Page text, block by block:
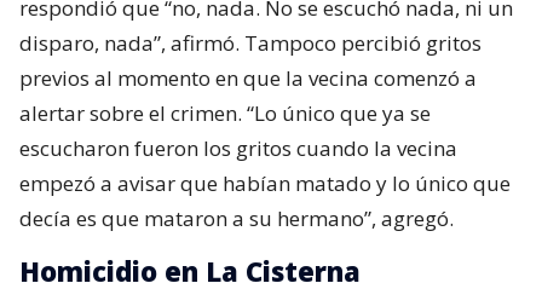
respondió que “no, nada. No se escuchó nada, ni un
disparo, nada”, afirmó. Tampoco percibió gritos
previos al momento en que la vecina comenzó a
alertar sobre el crimen. “Lo único que ya se
escucharon fueron los gritos cuando la vecina
empezó a avisar que habían matado y lo único que
decía es que mataron a su hermano”, agregó.
Homicidio en La Cisterna